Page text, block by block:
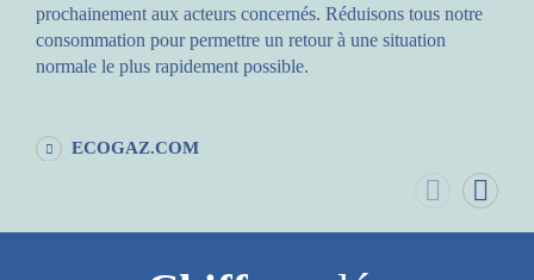
prochainement aux acteurs concernés. Réduisons tous notre
consommation pour permettre un retour à une situation
normale le plus rapidement possible.
ECOGAZ.COM